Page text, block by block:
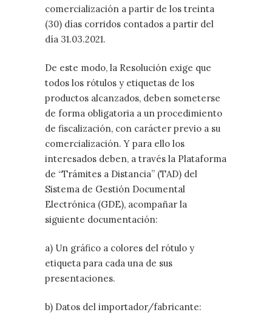
comercialización a partir de los treinta
(30) días corridos contados a partir del
día 31.03.2021.
De este modo, la Resolución exige que
todos los rótulos y etiquetas de los
productos alcanzados, deben someterse
de forma obligatoria a un procedimiento
de fiscalización, con carácter previo a su
comercialización. Y para ello los
interesados deben, a través la Plataforma
de “Trámites a Distancia” (TAD) del
Sistema de Gestión Documental
Electrónica (GDE), acompañar la
siguiente documentación:
a) Un gráfico a colores del rótulo y
etiqueta para cada una de sus
presentaciones.
b) Datos del importador/fabricante: